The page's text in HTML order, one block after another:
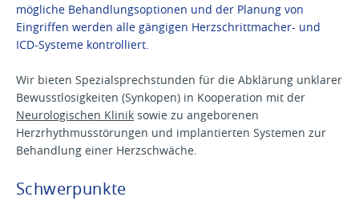
mögliche Behandlungsoptionen und der Planung von
Eingriffen werden alle gängigen Herzschrittmacher- und
ICD-Systeme kontrolliert.
Wir bieten Spezialsprechstunden für die Abklärung unklarer
Bewusstlosigkeiten (Synkopen) in Kooperation mit der
Neurologischen Klinik sowie zu angeborenen
Herzrhythmusstörungen und implantierten Systemen zur
Behandlung einer Herzschwäche.
Schwerpunkte